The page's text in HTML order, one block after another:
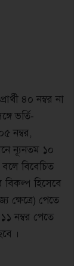
৪০ নম্বর না
ভর্তি-
নম্বর,
ন্যূনতম ১০
বলে বিবেচিত
বিকল্প হিসেবে
পেতে
নম্বর পেতে
।